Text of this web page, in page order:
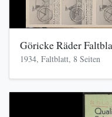
Göricke Räder
1934, Faltblatt, 8 Seiten